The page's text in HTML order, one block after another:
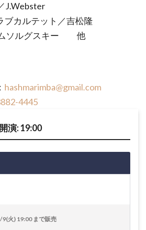
J.Webster
ブカルテット／吉松隆
ムソルグスキー 他
hashmarimba@gmail.com
4445
演: 19:00
9(火) 19:00 まで販売